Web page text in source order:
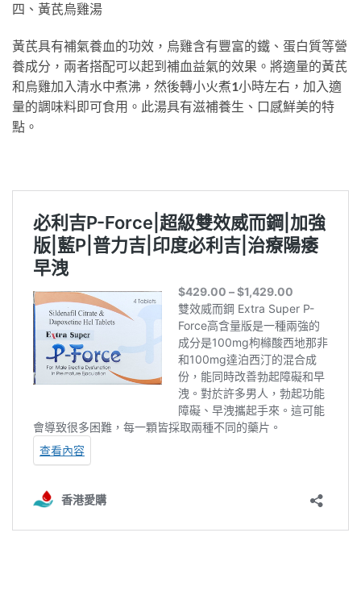
四、黃芪烏雞湯
黃芪具有補氣養血的功效，烏雞含有豐富的鐵、蛋白質等營
養成分，兩者搭配可以起到補血益氣的效果。將適量的黃芪
和烏雞加入清水中煮沸，然後轉小火煮1小時左右，加入適
量的調味料即可食用。此湯具有滋補養生、口感鮮美的特
點。